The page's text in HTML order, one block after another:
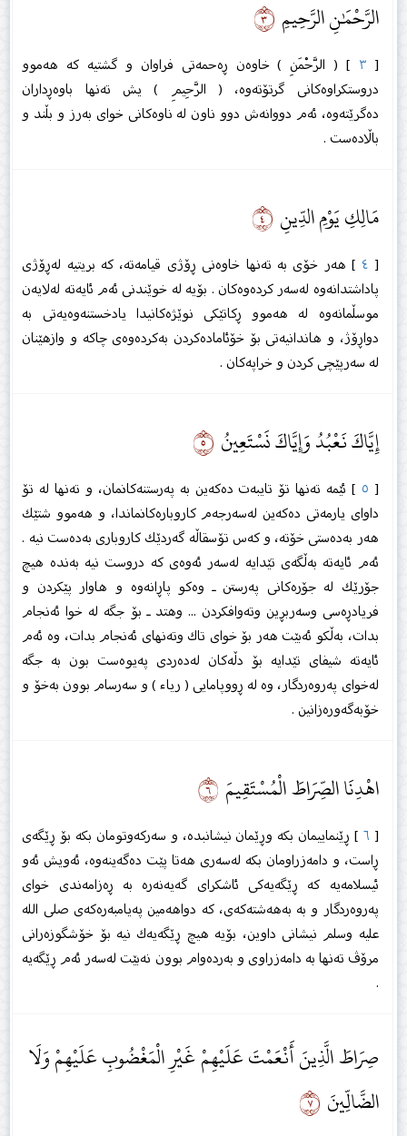
الرَّحْمَٰنِ الرَّحِيمِ ٣
[٣ ] ( الرَّحْمَنِ ) خاوەن ڕەحمەتی فراوان و گشتیە كە هەموو
دروستكراوەكانی گرتۆتەوە، ( الرَّحِيمِ ) یش تەنها باوەڕداران
دەگرێتەوە، ئەم دووانەش دوو ناون لە ناوەكانی خوای بەرز و بڵند و
باڵادەست .
مَالِكِ يَوْمِ الدِّينِ ٤
[ ٤ ] هەر خۆی بە تەنها خاوەنی ڕۆژی قیامەتە، كە بریتیە لەڕۆژی
پاداشتدانەوە لەسەر كردەوەكان . بۆیە لە خوێندنی ئەم ئایەتە لەلایەن
موسڵمانەوە لە هەموو ڕكاتێكی نوێژەكانیدا یادخستنەوەیەتی بە
دواڕۆژ، و هاندانیەتی بۆ خۆئامادەكردن بەكردەوەی چاكە و وازهێنان
لە سەرپێچی كردن و خراپەكان .
إِيَّاكَ نَعْبُدُ وَإِيَّاكَ نَسْتَعِينُ ٥
[ ٥ ] ئێمە تەنها تۆ تایبەت دەكەین بە پەرستنەكانمان، و تەنها لە تۆ
داوای یارمەتی دەكەین لەسەرجەم كاروبارەكانماندا، و هەموو شتێك
هەر بەدەستی خۆتە، و كەس تۆسقاڵە گەردێك كاروباری بەدەست نیە .
ئەم ئایەتە بەڵگەی تێدایە لەسەر ئەوەی كە دروست نیە بەندە هیچ
جۆرێك لە جۆرەكانی پەرستن ـ وەكو پاڕانەوە و هاوار پێكردن و
فریادڕەسی وسەربڕین وتەوافكردن ... وهتد ـ بۆ جگە لە خوا ئەنجام
بدات، بەڵكو ئەبێت هەر بۆ خوای تاك وتەنهای ئەنجام بدات، وە ئەم
ئایەتە شیفای تێدایە بۆ دڵەكان لەدەردی پەیوەست بون بە جگە
لەخوای پەروەردگار، وە لە ڕووپامایی ( رياء ) و سەرسام بوون بەخۆ و
خۆبەگەورەزانین .
اهْدِنَا الصِّرَاطَ الْمُسْتَقِيمَ ٦
[٦ ] ڕێنماییمان بكە وڕێمان نیشانبدە، و سەركەوتومان بكە بۆ ڕێگەی
ڕاست، و دامەزراومان بكە لەسەری هەتا پێت دەگەینەوە، ئەویش ئەو
ئیسلامەیە كە ڕێگەیەكی ئاشكرای گەیەنەرە بە ڕەزامەندی خوای
پەروەردگار و بە بەهەشتەكەی، كە دواهەمین پەیامبەرەكەی صلى الله
عليه وسلم نیشانی داوین، بۆیە هیچ ڕێگەیەك نیە بۆ خۆشگوزەرانی
مرۆڤ تەنها بە دامەزراوی و بەردەوام بوون نەبێت لەسەر ئەم ڕێگەیە
.
صِرَاطَ الَّذِينَ أَنْعَمْتَ عَلَيْهِمْ غَيْرِ الْمَغْضُوبِ عَلَيْهِمْ وَلَا
الضَّالِّينَ ٧